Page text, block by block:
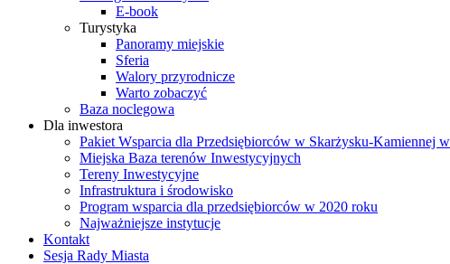
E-book
Turystyka
Panoramy miejskie
Sferia
Walory przyrodnicze
Warto zobaczyć
Baza noclegowa
Dla inwestora
Pakiet Wsparcia dla Przedsiębiorców w Skarżysku-Kamiennej
Miejska Baza terenów Inwestycyjnych
Tereny Inwestycyjne
Infrastruktura i środowisko
Program wsparcia dla przedsiębiorców w 2020 roku
Najważniejsze instytucje
Kontakt
Sesja Rady Miasta